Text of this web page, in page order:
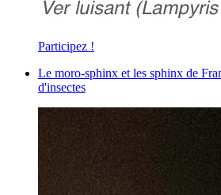
Participez !
Le moro-sphinx et les sphinx de
d'insectes